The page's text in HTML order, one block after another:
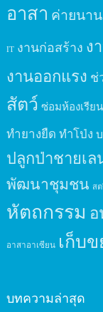
อาสา ค่ายนา
IT งานก่อสร้าง ง
งานออกแรง ช่
สัตว์ ซ่อมห้องเรียน
ทำยางยืด ทำโป่ง
ปลูกป่าชายเล
พัฒนาชุมชน ส
หัตถกรรม
อาสาอาเซียน เก็บ
บทความล่าสุด